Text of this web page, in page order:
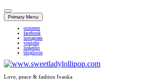
Primary Menu
pinterest
facebook
instagram
youtube
linkedin
bloglovin
Love, peace & fashion Ivanka